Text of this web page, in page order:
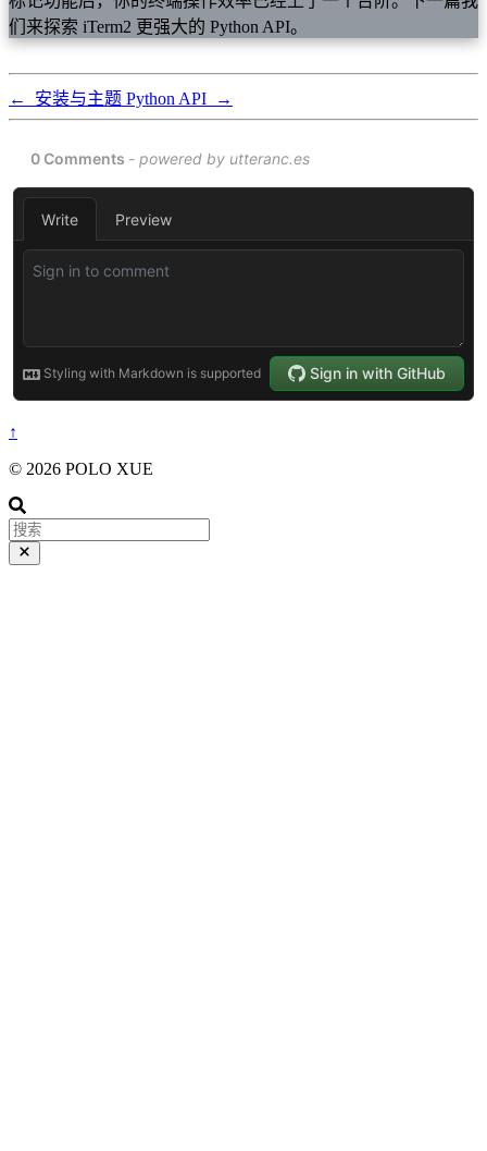
们来探索 iTerm2 更强大的 Python API。
← 安装与主题 Python API →
↑
© 2026 POLO XUE